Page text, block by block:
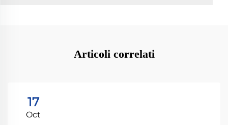
Articoli correlati
17
Oct